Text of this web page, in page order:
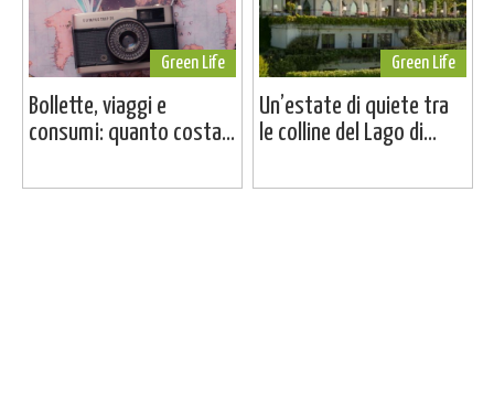
Green Life
Bollette, viaggi e
consumi: quanto costa...
Green Life
Un’estate di quiete tra
le colline del Lago di...